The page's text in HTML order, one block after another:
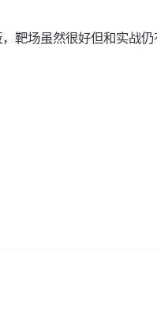
靶场虽然很好但和实战